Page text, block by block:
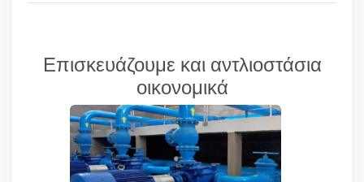
Επισκευάζουμε και αντλιοστάσια
οικονομικά